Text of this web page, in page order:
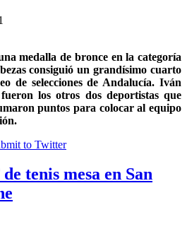
medalla de bronce en la categoría
consiguió un grandísimo cuarto
de selecciones de Andalucía. Iván
los otros dos deportistas que
puntos para colocar al equipo
tenis mesa en San